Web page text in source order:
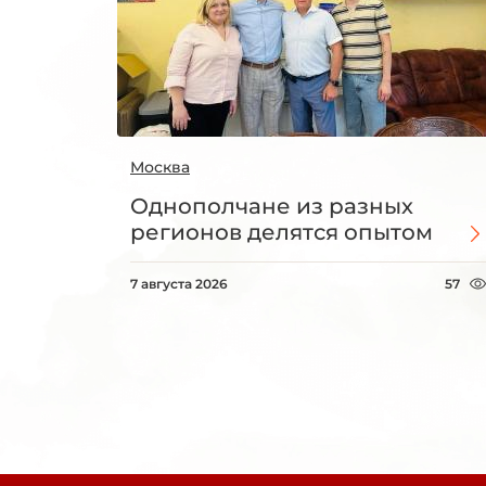
Москва
Однополчане из разных
регионов делятся опытом
7 августа 2026 57